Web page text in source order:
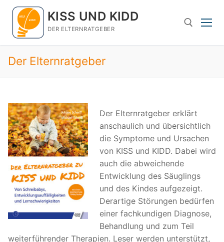
Zum
Inhalt
springen
KISS UND KIDD
DER ELTERNRATGEBER
Suchen nach:
Der Elternratgeber
Der Elternratgeber erklärt
anschaulich und übersichtlich
die Symptome und Ursachen
von KISS und KIDD. Dabei wird
auch die abweichende
Entwicklung des Säuglings
und des Kindes aufgezeigt.
Derartige Störungen bedürfen
einer fachkundigen Diagnose,
Behandlung und zum Teil
weiterführender Therapien. Leser werden unterstützt,